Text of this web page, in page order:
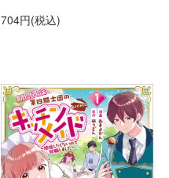
704円(税込)